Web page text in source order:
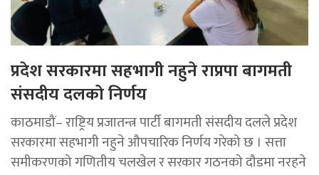
प्रदेश सरकारमा सहभागी नहुने राप्रपा बागमती
संसदीय दलको निर्णय
काठमाडौं– राष्ट्रिय प्रजातन्त्र पार्टी बागमती संसदीय दलले प्रदेश
सरकारमा सहभागी नहुने औपचारिक निर्णय गरेको छ । सत्ता
समीकरणको गणितीय चलखेल र सरकार गठनको दौडमा नरहने